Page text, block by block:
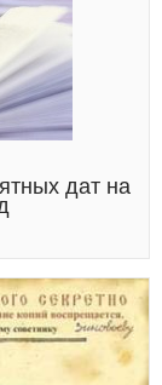
дат на